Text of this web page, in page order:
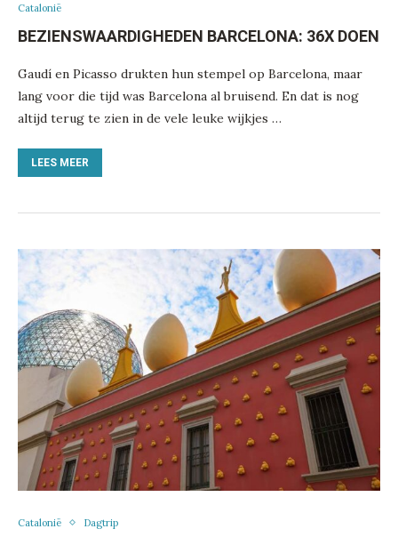
Catalonië
BEZIENSWAARDIGHEDEN BARCELONA: 36X DOEN
Gaudí en Picasso drukten hun stempel op Barcelona, maar
lang voor die tijd was Barcelona al bruisend. En dat is nog
altijd terug te zien in de vele leuke wijkjes …
LEES MEER
Catalonië Dagtrip